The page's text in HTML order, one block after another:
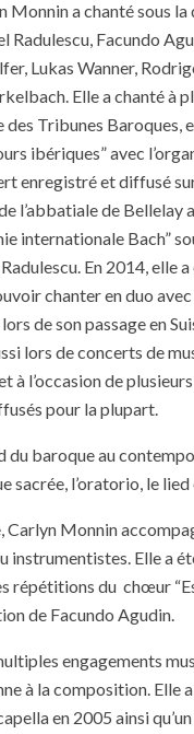
Monnin a chanté sous
Radulescu, Facundo
Lukas Wanner,
Elle a chanté à
des Tribunes Baroques,
ibériques” avec
enregistré et diffusé
l’abbatiale de Bellelay
internationale Bach”
En 2014, elle a
chanter en duo
de son passage en
lors de concerts de
à l’occasion de
pour la plupart.
du baroque au
sacrée, l’oratorio, le lied
Carlyn Monnin
instrumentistes. Elle a
répétitions du chœur
de Facundo Agudin.
engagements
à la composition. Elle
en 2005 ainsi